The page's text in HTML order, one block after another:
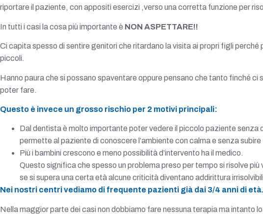
riportare il paziente, con appositi esercizi ,verso una corretta funzione per
In tutti i casi la cosa più importante è NON ASPETTARE!!
Ci capita spesso di sentire genitori che ritardano la visita ai propri figli perché
piccoli.
Hanno paura che si possano spaventare oppure pensano che tanto finché ci
poter fare.
Questo è invece un grosso rischio per 2 motivi principali:
Dal dentista è molto importante poter vedere il piccolo paziente senza
permette al paziente di conoscere l’ambiente con calma e senza
Più i bambini crescono e meno possibilità d’intervento ha il medico.
Questo significa che spesso un problema preso per tempo si risolve
se si supera una certa età alcune criticità diventano addirittura
Nei nostri centri vediamo di frequente pazienti già dai 3/4 anni di età.
Nella maggior parte dei casi non dobbiamo fare nessuna terapia ma intanto